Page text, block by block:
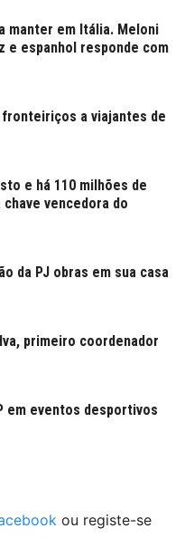
manter em Itália. Meloni
e espanhol responde com
a viajantes de
e há 110 milhões de
vencedora do
da PJ obras em sua casa
primeiro coordenador
em eventos desportivos
ou registe-se